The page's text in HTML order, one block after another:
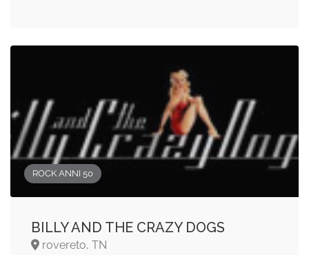
ROCK ANNI 50
BILLY AND THE CRAZY DOGS
rovereto, TN